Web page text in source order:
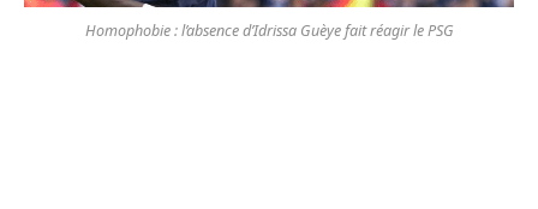
Homophobie : l’absence d’Idrissa Guèye fait réagir le PSG